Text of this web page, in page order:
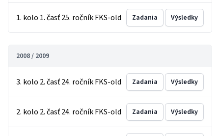
1. kolo 1. časť 25. ročník FKS-old Zadania Výsledky
2008 / 2009
3. kolo 2. časť 24. ročník FKS-old Zadania Výsledky
2. kolo 2. časť 24. ročník FKS-old Zadania Výsledky